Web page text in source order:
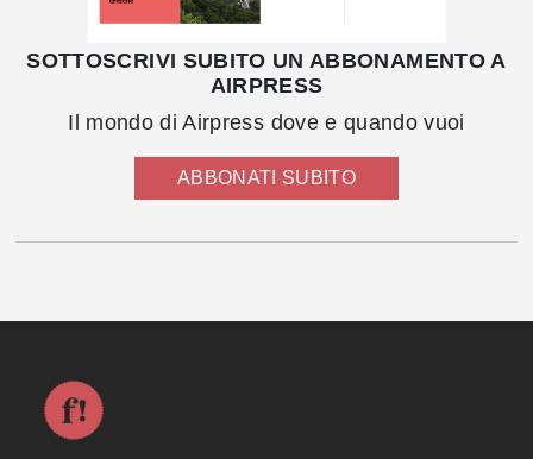
SOTTOSCRIVI SUBITO UN ABBONAMENTO A
AIRPRESS
Il mondo di Airpress dove e quando vuoi
ABBONATI SUBITO